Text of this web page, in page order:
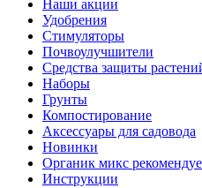
Наши акции
Удобрения
Стимуляторы
Почвоулучшители
Средства защиты
Наборы
Грунты
Компостирование
Аксессуары для садовода
Новинки
Органик микс
Инструкции